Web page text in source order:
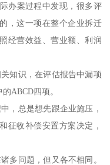
办案过程中发现，很多评
，这一项在整个企业拆迁
经营效益、营业额、利润
知识，在评估报告中漏项
ABCD四项。
，总是想先跟企业施压，
征收补偿安置方案决定，
多问题，但又各不相同。